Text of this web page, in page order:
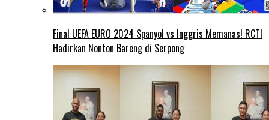
Final UEFA EURO 2024 Spanyol vs Inggris Memanas! RCTI
Hadirkan Nonton Bareng di Serpong